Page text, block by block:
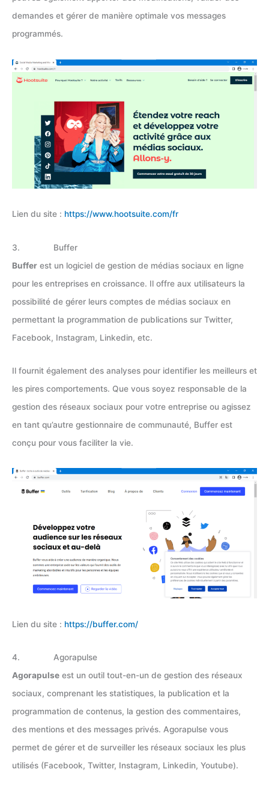
demandes et gérer de manière optimale vos messages
programmés.
Lien du site : https://www.hootsuite.com/fr
3. Buffer
Buffer est un logiciel de gestion de médias sociaux en ligne
pour les entreprises en croissance. Il offre aux utilisateurs la
possibilité de gérer leurs comptes de médias sociaux en
permettant la programmation de publications sur Twitter,
Facebook, Instagram, Linkedin, etc.
Il fournit également des analyses pour identifier les meilleurs et
les pires comportements. Que vous soyez responsable de la
gestion des réseaux sociaux pour votre entreprise ou agissez
en tant qu’autre gestionnaire de communauté, Buffer est
conçu pour vous faciliter la vie.
Lien du site : https://buffer.com/
4. Agorapulse
Agorapulse est un outil tout-en-un de gestion des réseaux
sociaux, comprenant les statistiques, la publication et la
programmation de contenus, la gestion des commentaires,
des mentions et des messages privés. Agorapulse vous
permet de gérer et de surveiller les réseaux sociaux les plus
utilisés (Facebook, Twitter, Instagram, Linkedin, Youtube).